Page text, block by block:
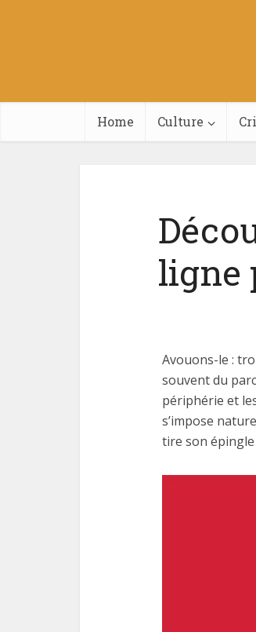
Home Culture
ligne
Avouons-le :
souvent du
périphérie et
s’impose
tire son épingle